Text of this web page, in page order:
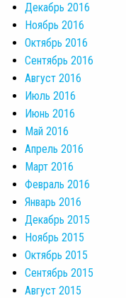
Декабрь 2016
Ноябрь 2016
Октябрь 2016
Сентябрь 2016
Август 2016
Июль 2016
Июнь 2016
Май 2016
Апрель 2016
Март 2016
Февраль 2016
Январь 2016
Декабрь 2015
Ноябрь 2015
Октябрь 2015
Сентябрь 2015
Август 2015